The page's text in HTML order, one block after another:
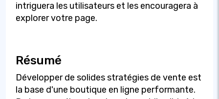
intriguera les utilisateurs et les encouragera à
explorer votre page.
Résumé
Développer de solides stratégies de vente est
la base d'une boutique en ligne performante.